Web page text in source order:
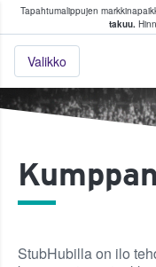
Tapahtumalippujen
takuu.
Valikko
osto- ja
StubHubilla on ilo